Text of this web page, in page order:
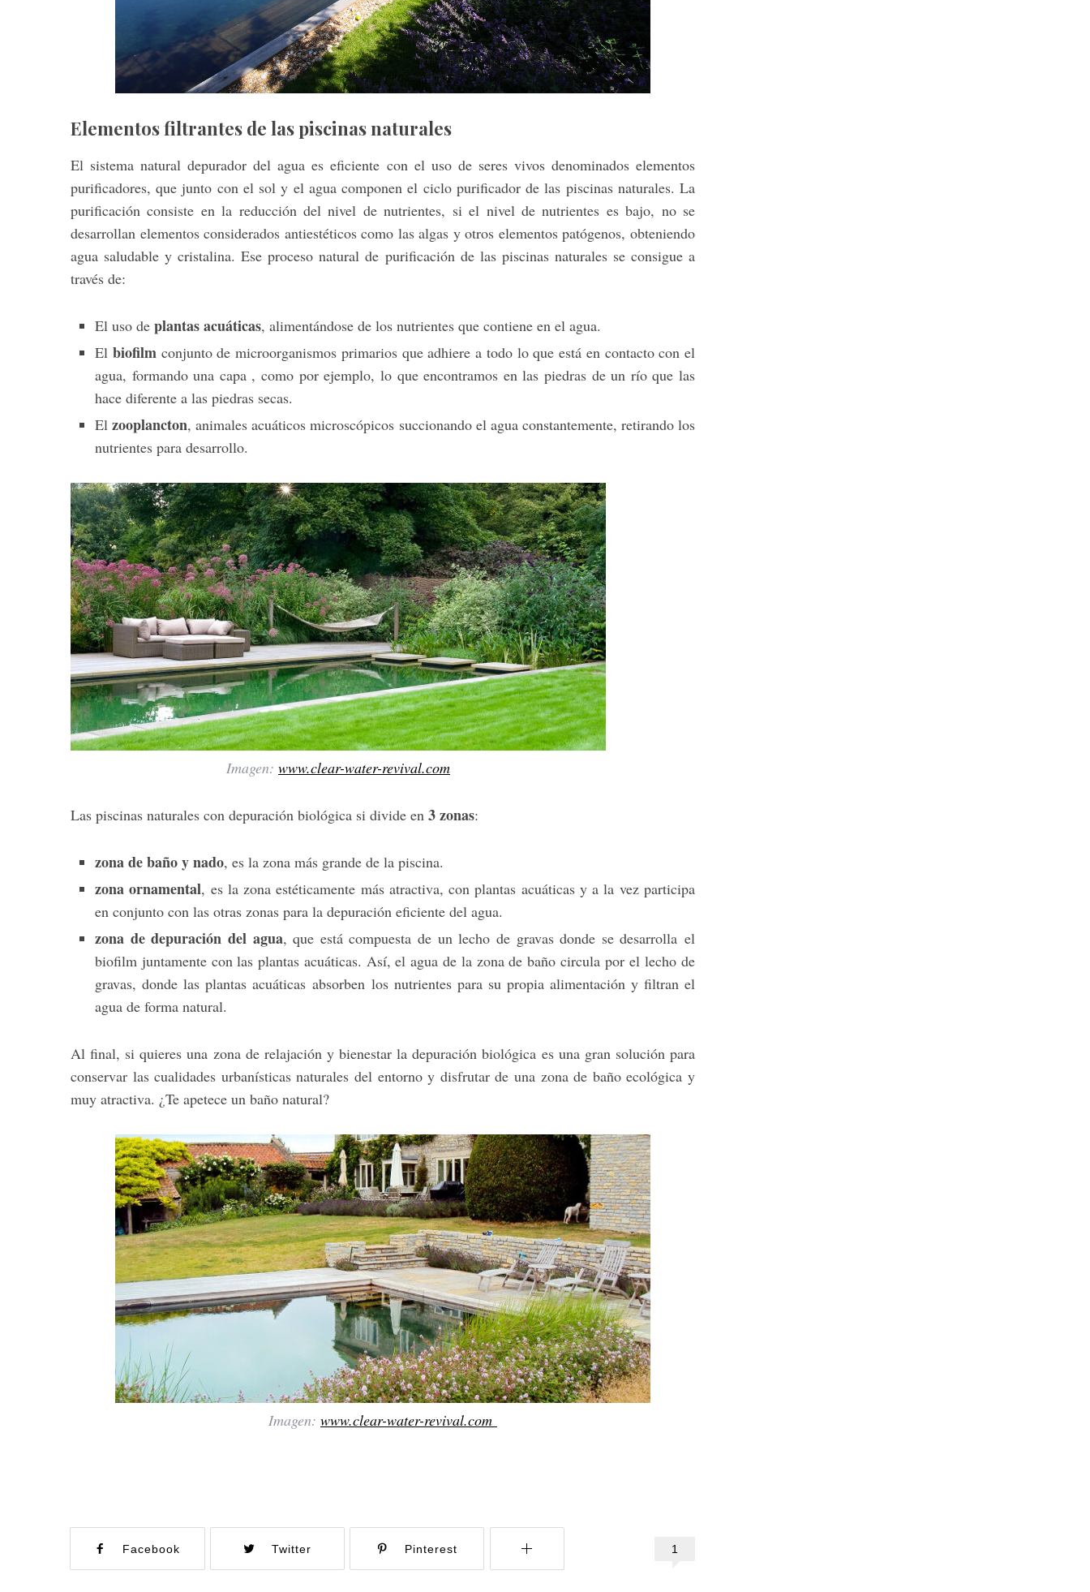
Elementos filtrantes de las piscinas naturales
El sistema natural depurador del agua es eficiente con el uso de seres vivos denominados elementos
purificadores, que junto con el sol y el agua componen el ciclo purificador de las piscinas naturales. La
purificación consiste en la reducción del nivel de nutrientes, si el nivel de nutrientes es bajo, no se
desarrollan elementos considerados antiestéticos como las algas y otros elementos patógenos, obteniendo
agua saludable y cristalina. Ese proceso natural de purificación de las piscinas naturales se consigue a
través de:
El uso de plantas acuáticas, alimentándose de los nutrientes que contiene en el agua.
El biofilmconjunto de microorganismos primarios que adhiere a todo lo que está en contacto con el
agua, formando una capa , como por ejemplo, lo que encontramos en las piedras de un río que las
hace diferente a las piedras secas.
Elzooplancton, animales acuáticos microscópicos succionando el agua constantemente, retirando los
nutrientes para desarrollo.
Imagen: www.clear-water-revival.com
Las piscinas naturales con depuración biológica si divide en 3 zonas:
zona de baño y nado, es la zona más grande de la piscina.
zona ornamental, es la zona estéticamente más atractiva, con plantas acuáticas y a la vez participa
en conjunto con las otras zonas para la depuración eficiente del agua.
zona de depuración del agua, que está compuesta de un lecho de gravas donde se desarrolla el
biofilm juntamente con las plantas acuáticas. Así, el agua de la zona de baño circula por el lecho de
gravas, donde las plantas acuáticas absorben los nutrientes para su propia alimentación y filtran el
agua de forma natural.
Al final, si quieres una zona de relajación y bienestar la depuración biológica es una gran solución para
conservar las cualidades urbanísticas naturales del entorno y disfrutar de una zona de baño ecológica y
muy atractiva. ¿Te apetece un baño natural?
Imagen: www.clear-water-revival.com
1
Facebook Twitter Pinterest